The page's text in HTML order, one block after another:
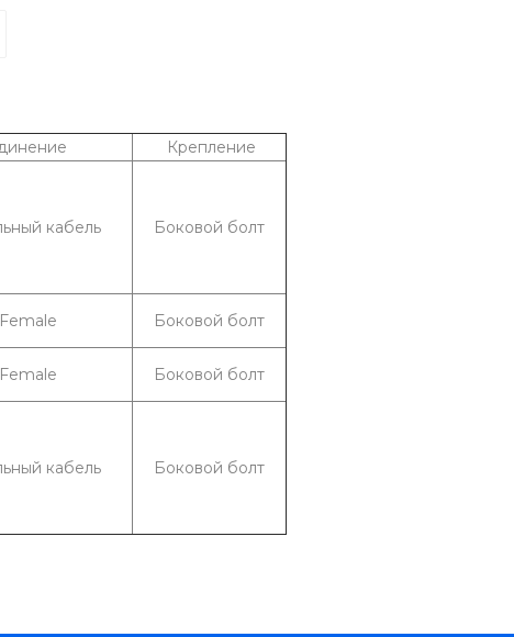
Крепление
кабель Боковой болт
Боковой болт
Боковой болт
кабель Боковой болт